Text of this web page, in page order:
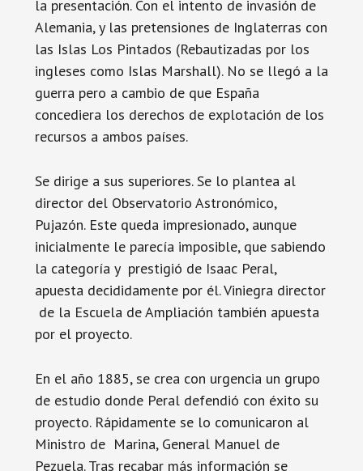
la presentación. Con el intento de invasión de
Alemania, y las pretensiones de Inglaterras con
las Islas Los Pintados (Rebautizadas por los
ingleses como Islas Marshall). No se llegó a la
guerra pero a cambio de que España
concediera los derechos de explotación de los
recursos a ambos países.
Se dirige a sus superiores. Se lo plantea al
director del Observatorio Astronómico,
Pujazón. Este queda impresionado, aunque
inicialmente le parecía imposible, que sabiendo
la categoría y prestigió de Isaac Peral,
apuesta decididamente por él. Viniegra director
de la Escuela de Ampliación también apuesta
por el proyecto.
En el año 1885, se crea con urgencia un grupo
de estudio donde Peral defendió con éxito su
proyecto. Rápidamente se lo comunicaron al
Ministro de Marina, General Manuel de
Pezuela. Tras recabar más información se